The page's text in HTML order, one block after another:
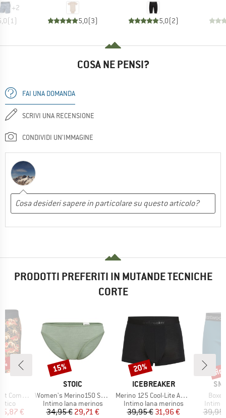
+2
(1) 5,0(3) 5,0(2)
COSA NE PENSI?
FAI UNA DOMANDA
SCRIVI UNA RECENSIONE
CONDIVIDI UN'IMMAGINE
PRODOTTI PREFERITI IN MUTANDE TECNICHE
CORTE
Boxer Brief
ridotto
€
MARCHIO
STOIC
Articolo
Women's Merino150 SadjemSt. Brief
Gruppo di prodotti
Intimo lana merinos
Prezzo
34,95 €Prezzo ridotto
29,71 €
Sconto
15%
MARCHIO
ICEBREAKER
Articolo
Merino 125 Cool-Lite Anatomica Trunks
Gruppo di prodotti
Intimo lana merinos
Prezzo
39,95 €Prezzo ridotto
31,96 €
Sconto
20%
Intimo
39,95